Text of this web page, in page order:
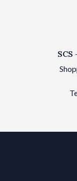
SCS